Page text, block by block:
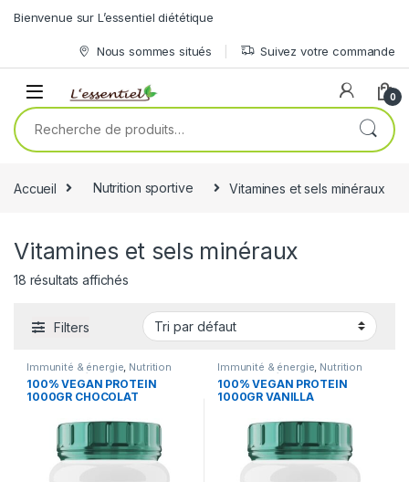
Skip to navigation
Bienvenue sur L’essentiel diététique
Nous sommes situés Suivez votre commande
0
Recherche pour :
Accueil Nutrition sportive Vitamines et sels minéraux
Vitamines et sels minéraux
18 résultats affichés
Filters
Immunité & énergie Nutrition
Pré et Post -
entrainement,Protéines,
Vitamines et sels minéraux
100% VEGAN PROTEIN
1000GR CHOCOLAT
Immunité & énergie Nutrition
Pré et Post -
entrainement,Protéines,
Vitamines et sels minéraux
100% VEGAN PROTEIN
1000GR VANILLA